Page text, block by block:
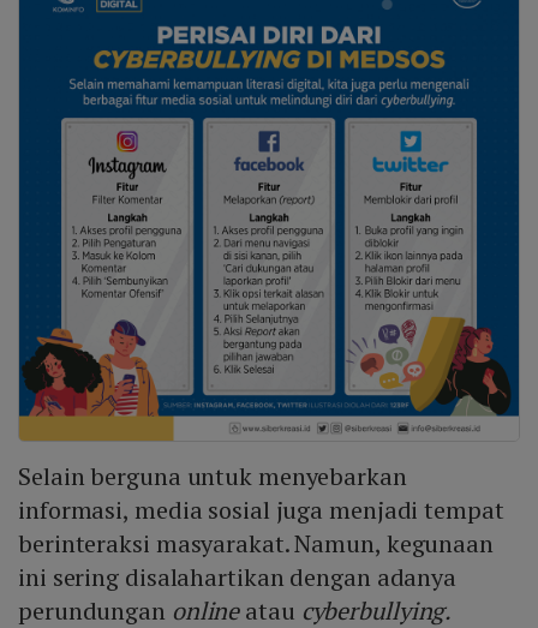
Selain berguna untuk menyebarkan
informasi, media sosial juga menjadi tempat
berinteraksi masyarakat. Namun, kegunaan
ini sering disalahartikan dengan adanya
perundungan onlineatau cyberbullying.